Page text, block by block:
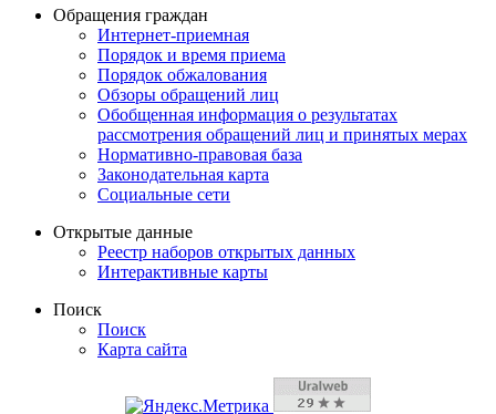
Обращения граждан
Интернет-приемная
Порядок и время приема
Порядок обжалования
Обзоры обращений лиц
Обобщенная информация о результатах
рассмотрения обращений лиц и принятых мерах
Нормативно-правовая база
Законодательная карта
Социальные сети
Открытые данные
Реестр наборов открытых данных
Интерактивные карты
Поиск
Поиск
Карта сайта